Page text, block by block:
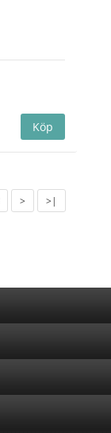
> >|